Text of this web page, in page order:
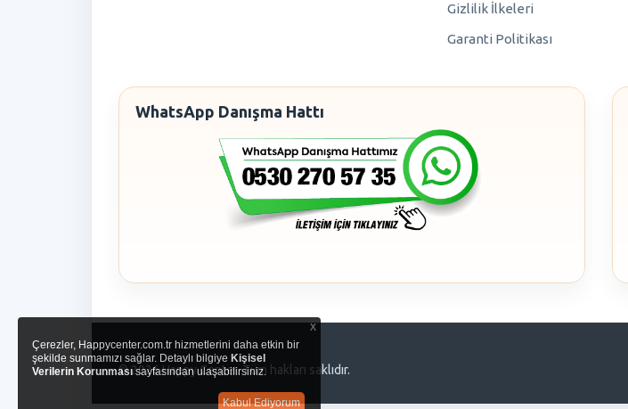
Gizlilik İlkeleri
Garanti Politikası
WhatsApp Danışma Hattı
© 2026 Happy Center. Tüm hakları saklıdır.
x
Çerezler, Happycenter.com.tr hizmetlerini daha etkin bir
şekilde sunmamızı sağlar. Detaylı bilgiye Kişisel
Verilerin Korunmasısayfasından ulaşabilirsiniz.
Kabul Ediyorum